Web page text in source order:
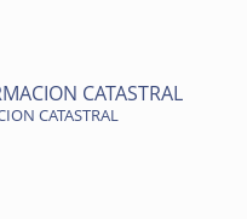
CATASTRAL
CATASTRAL